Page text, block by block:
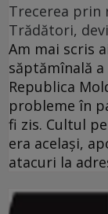
Trecerea prin
Trădători,
Am mai scris
săptămînală
Republica
probleme în
fi zis. Cultul
era acelaşi,
atacuri la